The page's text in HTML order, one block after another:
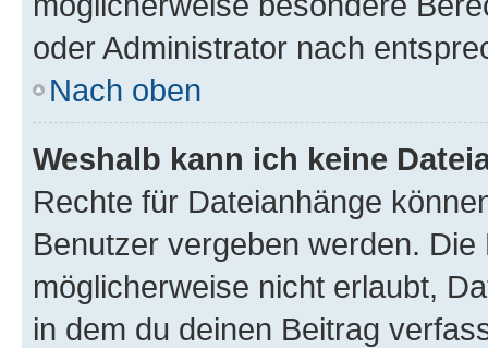
oder Administrator nach
Nach oben
Weshalb kann ich keine
Rechte für Dateianhänge
Benutzer vergeben werden.
möglicherweise nicht erlaubt,
in dem du deinen Beitrag